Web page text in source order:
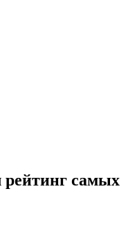
рейтинг самых